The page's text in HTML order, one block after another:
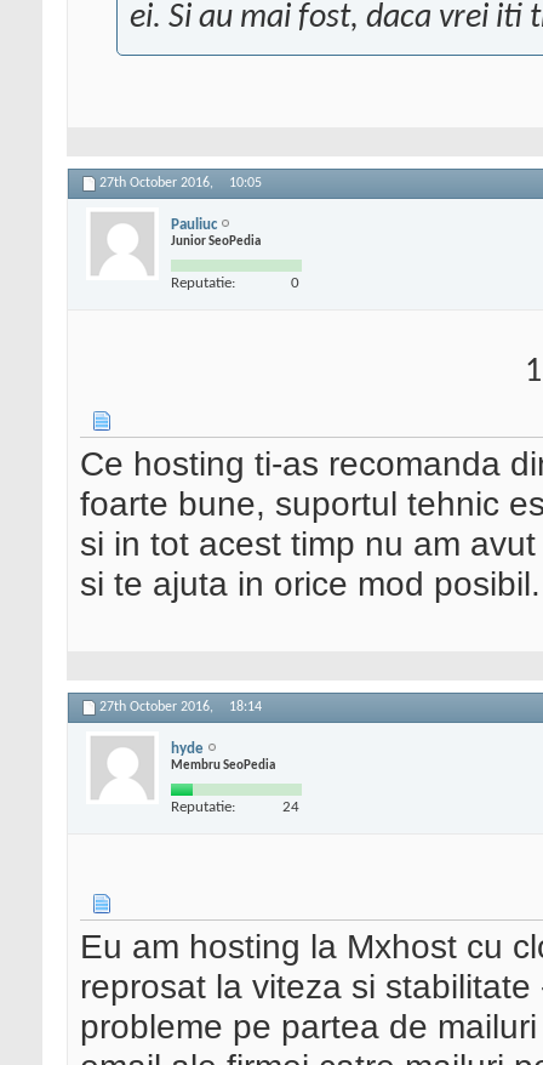
ei. Si au mai fost, daca vrei
27th October 2016, 10:05
Pauliuc
Junior SeoPedia
Reputatie: 0
Ce hosting ti-as recomanda
foarte bune, suportul tehnic
si in tot acest timp nu am
si te ajuta in orice mod posibil.
27th October 2016, 18:14
hyde
Membru SeoPedia
Reputatie: 24
Eu am hosting la Mxhost cu
reprosat la viteza si
probleme pe partea de